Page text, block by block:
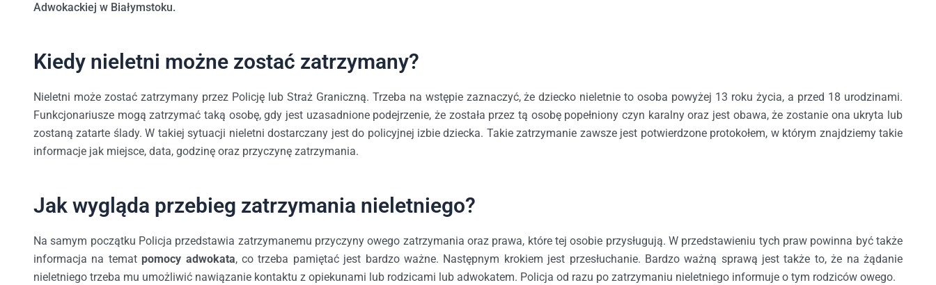
Adwokackiej w Białymstoku.
Kiedy nieletni możne zostać zatrzymany?
Nieletni może zostać zatrzymany przez Policję lub Straż Graniczną. Trzeba na wstępie zaznaczyć, że dziecko nieletnie to osoba powyżej 13 roku życia, a przed 18 urodzinami.
Funkcjonariusze mogą zatrzymać taką osobę, gdy jest uzasadnione podejrzenie, że została przez tą osobę popełniony czyn karalny oraz jest obawa, że zostanie ona ukryta lub
zostaną zatarte ślady. W takiej sytuacji nieletni dostarczany jest do policyjnej izbie dziecka. Takie zatrzymanie zawsze jest potwierdzone protokołem, w którym znajdziemy takie
informacje jak miejsce, data, godzinę oraz przyczynę zatrzymania.
Jak wygląda przebieg zatrzymania nieletniego?
Na samym początku Policja przedstawia zatrzymanemu przyczyny owego zatrzymania oraz prawa, które tej osobie przysługują. W przedstawieniu tych praw powinna być także
informacja na temat pomocy adwokata, co trzeba pamiętać jest bardzo ważne. Następnym krokiem jest przesłuchanie. Bardzo ważną sprawą jest także to, że na żądanie
nieletniego trzeba mu umożliwić nawiązanie kontaktu z opiekunami lub rodzicami lub adwokatem. Policja od razu po zatrzymaniu nieletniego informuje o tym rodziców owego.